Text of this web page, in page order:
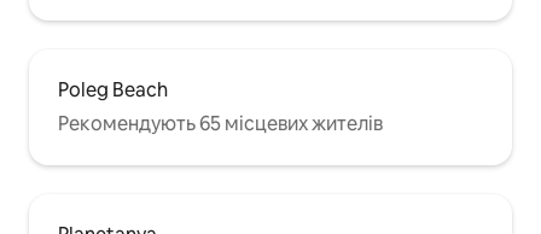
Poleg Beach
Рекомендують 65 місцевих жителів